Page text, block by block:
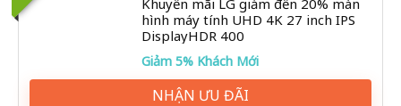
Khuyến mãi LG giảm đến 20% màn
hình máy tính UHD 4K 27 inch IPS
DisplayHDR 400
Giảm 5% Khách Mới
NHẬN ƯU ĐÃI